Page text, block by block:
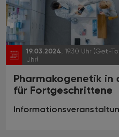
19.03.2024, 19.30 Uhr (Get-
Uhr)
Pharmakogenetik in
für Fortgeschrittene